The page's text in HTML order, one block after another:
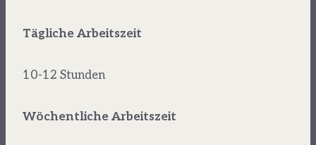
Tägliche Arbeitszeit
10-12 Stunden
Wöchentliche Arbeitszeit